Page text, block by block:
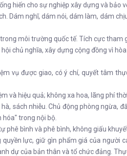
hiến cho sự nghiệp xây dựng và bảo
Dám nghĩ, dám nói, dám làm, dám
môi trường quốc tế. Tích cực
chủ nghĩa, xây dựng cộng đồng vì
vụ được giao, có ý chí, quyết tâm
và hiệu quả; không xa hoa, lãng phí
sách nhiễu. Chủ động phòng
hóa" trong nội bộ.
bình và phê bình, không giấu
lực, giữ gìn phẩm giá của người
dự của bản thân và tổ chức đảng.